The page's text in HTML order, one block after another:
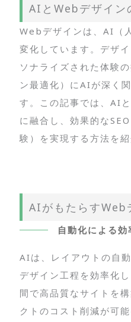
AIとWebデザイン
Webデザインは、AI（
変化しています。デザ
ソナライズされた体験
ン最適化）にAIが深く
す。この記事では、AI
に融合し、効果的な
験）を実現する方法を紹
AIがもたらすWeb
自動化による
AIは、レイアウトの自
デザイン工程を効率化
間で高品質なサイトを
クトのコスト削減が可